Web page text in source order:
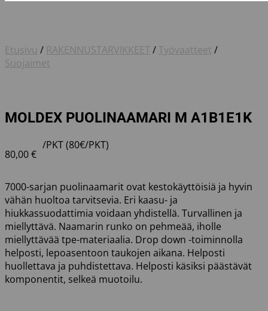
Etusivu / RAKENNUSTARVIKKEET /Työvaatteet /
Suojaimet
MOLDEX PUOLINAAMARI M A1B1E1K
80,00€
/PKT (80€/PKT)
7000-sarjan puolinaamarit ovat kestokäyttöisiä ja hyvin
vähän huoltoa tarvitsevia. Eri kaasu- ja
hiukkassuodattimia voidaan yhdistellä. Turvallinen ja
miellyttävä. Naamarin runko on pehmeää, iholle
miellyttävää tpe-materiaalia. Drop down -toiminnolla
helposti, lepoasentoon taukojen aikana. Helposti
huollettava ja puhdistettava. Helposti käsiksi päästävät
komponentit, selkeä muotoilu.